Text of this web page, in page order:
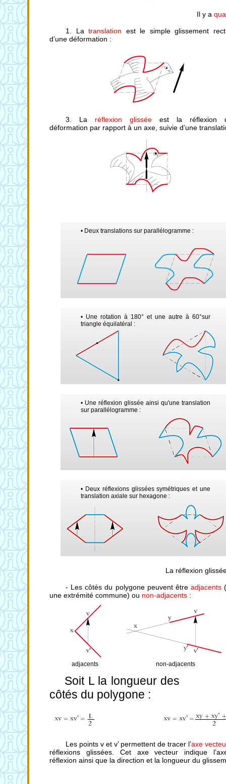
Il y a
1. Latranslation est le simple glissement
d’une déformation :
3. La réflexion glissée est la réflexion
déformation par rapport à un axe, suivie d’une
• Deux translations sur parallélogramme :
• Une rotation à 180° et une autre à 60°sur
triangle équilatéral :
• Une réflexion glissée ainsi qu'une translation
sur parallélogramme :
• Deux réflexions glissées symétriques et une
translation axiale sur hexagone :
La réflexion
- Les côtés du polygone peuvent être adjacents
une extrémité commune) ou non-adjacents :
adjacents non-adjacents
Soit L la longueur des
côtés du polygone :
Les points v et v’ permettent de tracer l’axe
réflexions glissées. Cet axe vecteur indique
réflexion ainsi que la direction et la longueur du